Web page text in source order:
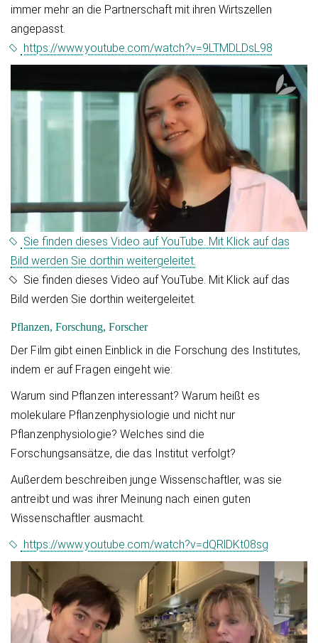
immer mehr an die Partnerschaft mit ihren Wirtszellen
angepasst.
https://www.youtube.com/watch?v=9LTMDLDsL98
Sie finden dieses Video auf YouTube. Mit Klick auf das
Bild werden Sie dorthin weitergeleitet.
Sie finden dieses Video auf YouTube. Mit Klick auf das
Bild werden Sie dorthin weitergeleitet.
Pflanzen, Forschung, Forscher
Der Film gibt einen Einblick in die Forschung des Institutes,
indem er auf Fragen eingeht wie:
Warum sind Pflanzen interessant? Warum heißt es
molekulare Pflanzenphysiologie und nicht nur
Pflanzenphysiologie? Welches sind die
Forschungsansätze, die das Institut verfolgt?
Außerdem beschreiben junge Wissenschaftler, was sie
antreibt und was ihrer Meinung nach einen guten
Wissenschaftler ausmacht.
https://www.youtube.com/watch?v=dQRlDKt08sg